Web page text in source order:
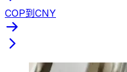
COP到CNY